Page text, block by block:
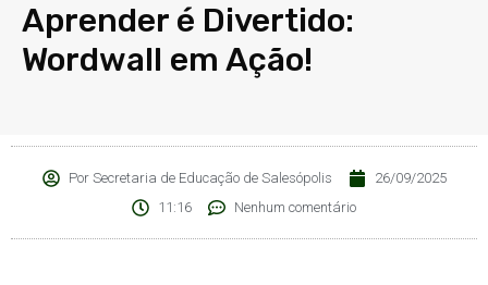
Aprender é Divertido:
Wordwall em Ação!
PorSecretaria de Educação de Salesópolis
26/09/2025
11:16
Nenhum comentário